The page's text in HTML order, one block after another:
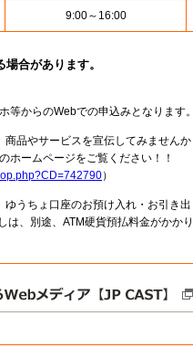
9:00～16:00
合があります。
からのWebでの申込みとなります。
品やサービスを宣伝してみませんか
ームページをご覧ください！！
）
うちょ口座のお預け入れ・お引き出
、別途、ATM硬貨預払料金がかかり